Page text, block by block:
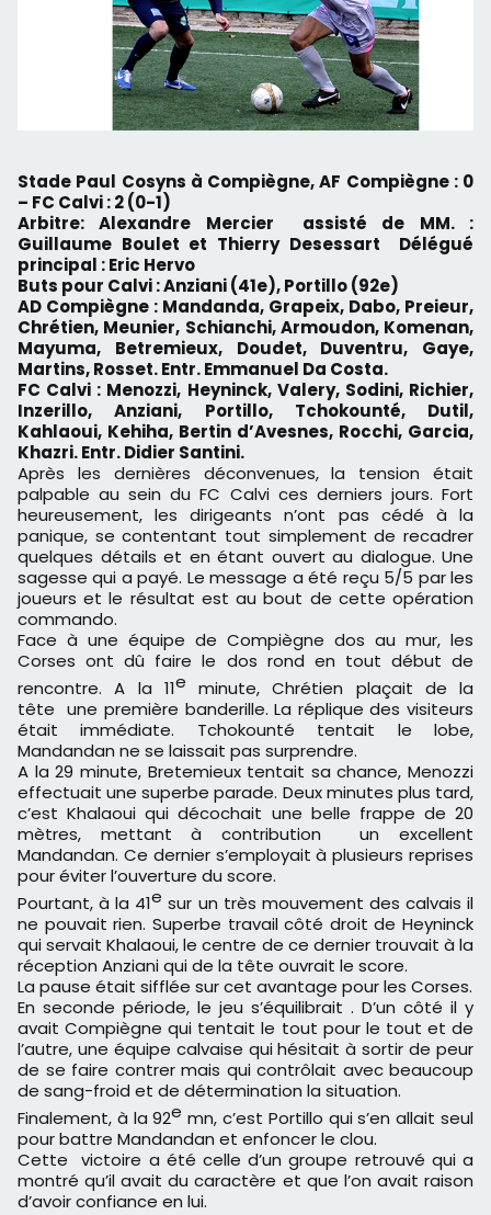
Stade Paul Cosyns à Compiègne, AF Compiègne : 0
– FC Calvi : 2 (0-1)
Arbitre: Alexandre Mercier assisté de MM. :
Guillaume Boulet et Thierry Desessart Délégué
principal : Eric Hervo
Buts pour Calvi : Anziani (41e), Portillo (92e)
AD Compiègne : Mandanda, Grapeix, Dabo, Preieur,
Chrétien, Meunier, Schianchi, Armoudon, Komenan,
Mayuma, Betremieux, Doudet, Duventru, Gaye,
Martins, Rosset. Entr. Emmanuel Da Costa.
FC Calvi : Menozzi, Heyninck, Valery, Sodini, Richier,
Inzerillo, Anziani, Portillo, Tchokounté, Dutil,
Kahlaoui, Kehiha, Bertin d’Avesnes, Rocchi, Garcia,
Khazri. Entr. Didier Santini.
Après les dernières déconvenues, la tension était
palpable au sein du FC Calvi ces derniers jours. Fort
heureusement, les dirigeants n’ont pas cédé à la
panique, se contentant tout simplement de recadrer
quelques détails et en étant ouvert au dialogue. Une
sagesse qui a payé. Le message a été reçu 5/5 par les
joueurs et le résultat est au bout de cette opération
commando.
Face à une équipe de Compiègne dos au mur, les
Corses ont dû faire le dos rond en tout début de
rencontre. A la 11e minute, Chrétien plaçait de la
tête une première banderille. La réplique des visiteurs
était immédiate. Tchokounté tentait le lobe,
Mandandan ne se laissait pas surprendre.
A la 29 minute, Bretemieux tentait sa chance, Menozzi
effectuait une superbe parade. Deux minutes plus tard,
c’est Khalaoui qui décochait une belle frappe de 20
mètres, mettant à contribution un excellent
Mandandan. Ce dernier s’employait à plusieurs reprises
pour éviter l’ouverture du score.
Pourtant, à la 41e sur un très mouvement des calvais il
ne pouvait rien. Superbe travail côté droit de Heyninck
qui servait Khalaoui, le centre de ce dernier trouvait à la
réception Anziani qui de la tête ouvrait le score.
La pause était sifflée sur cet avantage pour les Corses.
En seconde période, le jeu s’équilibrait . D’un côté il y
avait Compiègne qui tentait le tout pour le tout et de
l’autre, une équipe calvaise qui hésitait à sortir de peur
de se faire contrer mais qui contrôlait avec beaucoup
de sang-froid et de détermination la situation.
Finalement, à la 92e mn, c’est Portillo qui s’en allait seul
pour battre Mandandan et enfoncer le clou.
Cette victoire a été celle d’un groupe retrouvé qui a
montré qu’il avait du caractère et que l’on avait raison
d’avoir confiance en lui.